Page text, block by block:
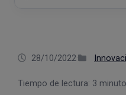
28/10/2022·
Tiempo de lectura: 3